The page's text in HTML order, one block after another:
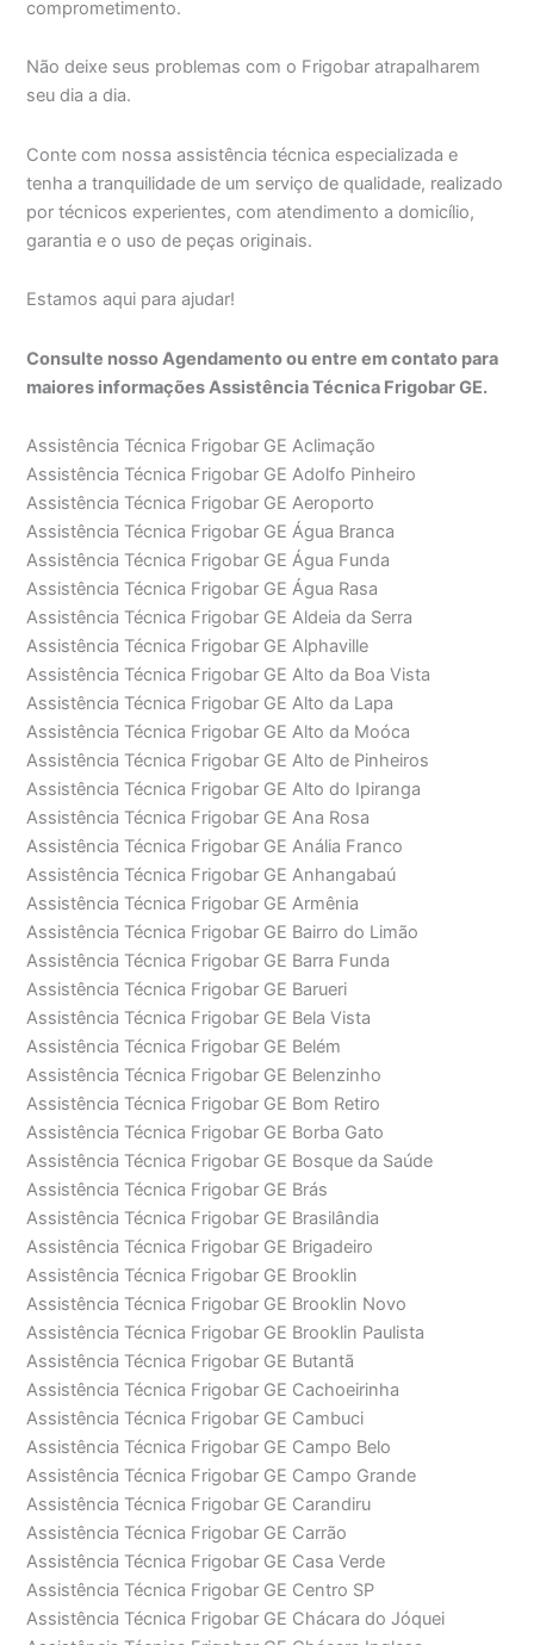
comprometimento.
Não deixe seus problemas com o Frigobar atrapalharem
seu dia a dia.
Conte com nossa assistência técnica especializada e
tenha a tranquilidade de um serviço de qualidade, realizado
por técnicos experientes, com atendimento a domicílio,
garantia e o uso de peças originais.
Estamos aqui para ajudar!
Consulte nosso Agendamento ou entre em contato para
maiores informações Assistência Técnica Frigobar GE.
Assistência Técnica Frigobar GE Aclimação
Assistência Técnica Frigobar GE Adolfo Pinheiro
Assistência Técnica Frigobar GE Aeroporto
Assistência Técnica Frigobar GE Água Branca
Assistência Técnica Frigobar GE Água Funda
Assistência Técnica Frigobar GE Água Rasa
Assistência Técnica Frigobar GE Aldeia da Serra
Assistência Técnica Frigobar GE Alphaville
Assistência Técnica Frigobar GE Alto da Boa Vista
Assistência Técnica Frigobar GE Alto da Lapa
Assistência Técnica Frigobar GE Alto da Moóca
Assistência Técnica Frigobar GE Alto de Pinheiros
Assistência Técnica Frigobar GE Alto do Ipiranga
Assistência Técnica Frigobar GE Ana Rosa
Assistência Técnica Frigobar GE Anália Franco
Assistência Técnica Frigobar GE Anhangabaú
Assistência Técnica Frigobar GE Armênia
Assistência Técnica Frigobar GE Bairro do Limão
Assistência Técnica Frigobar GE Barra Funda
Assistência Técnica Frigobar GE Barueri
Assistência Técnica Frigobar GE Bela Vista
Assistência Técnica Frigobar GE Belém
Assistência Técnica Frigobar GE Belenzinho
Assistência Técnica Frigobar GE Bom Retiro
Assistência Técnica Frigobar GE Borba Gato
Assistência Técnica Frigobar GE Bosque da Saúde
Assistência Técnica Frigobar GE Brás
Assistência Técnica Frigobar GE Brasilândia
Assistência Técnica Frigobar GE Brigadeiro
Assistência Técnica Frigobar GE Brooklin
Assistência Técnica Frigobar GE Brooklin Novo
Assistência Técnica Frigobar GE Brooklin Paulista
Assistência Técnica Frigobar GE Butantã
Assistência Técnica Frigobar GE Cachoeirinha
Assistência Técnica Frigobar GE Cambuci
Assistência Técnica Frigobar GE Campo Belo
Assistência Técnica Frigobar GE Campo Grande
Assistência Técnica Frigobar GE Carandiru
Assistência Técnica Frigobar GE Carrão
Assistência Técnica Frigobar GE Casa Verde
Assistência Técnica Frigobar GE Centro SP
Assistência Técnica Frigobar GE Chácara do Jóquei